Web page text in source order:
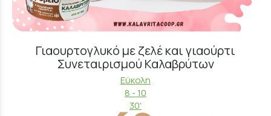
Γιαουρτογλυκό με ζελέ και γιαούρτι
Συνεταιρισμού Καλαβρύτων
Εύκολη
8 - 10
30'